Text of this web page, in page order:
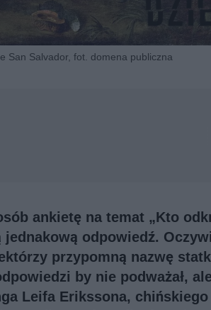
San Salvador, fot. domena publiczna
ankietę na temat „Kto
odpowiedź.
przypomną nazwę
by nie podważał,
Leifa Erikssona,